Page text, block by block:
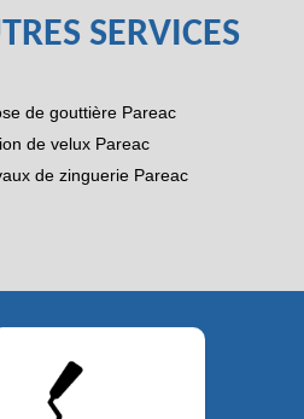
SERVICES
de gouttière Pareac
de velux Pareac
de zinguerie Pareac